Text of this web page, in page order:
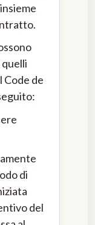
Code de
di
del